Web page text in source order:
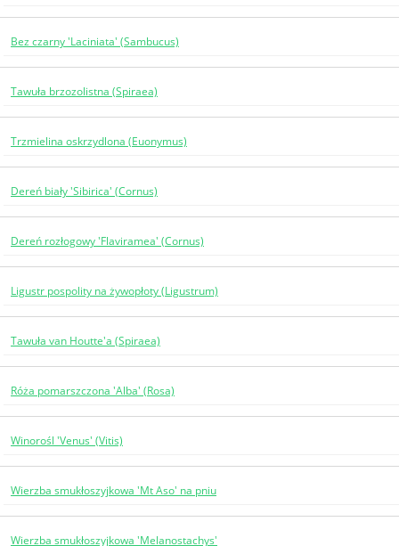
Bez czarny 'Laciniata' (Sambucus)
Tawuła brzozolistna (Spiraea)
Trzmielina oskrzydlona (Euonymus)
Dereń biały 'Sibirica' (Cornus)
Dereń rozłogowy 'Flaviramea' (Cornus)
Ligustr pospolity na żywopłoty (Ligustrum)
Tawuła van Houtte'a (Spiraea)
Róża pomarszczona 'Alba' (Rosa)
Winorośl 'Venus' (Vitis)
Wierzba smukłoszyjkowa 'Mt Aso' na pniu
Wierzba smukłoszyjkowa 'Melanostachys'